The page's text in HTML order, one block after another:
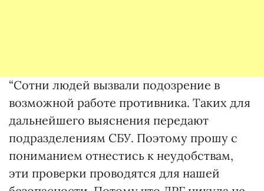
“Сотни людей вызвали подозрение в
возможной работе противника. Таких для
дальнейшего выяснения передают
подразделениям СБУ. Поэтому прошу с
пониманием отнестись к неудобствам,
эти проверки проводятся для нашей